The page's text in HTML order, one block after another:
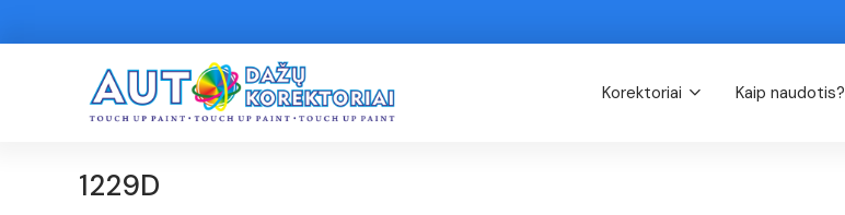
Korektoriai Kaip naudotis?
1229D